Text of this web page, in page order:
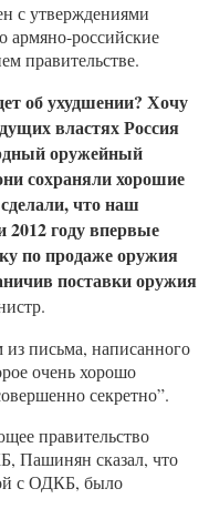
с утверждениями
армяно-российские
правительстве.
об ухудшении? Хочу
властях Россия
оружейный
сохраняли хорошие
что наш
2012 году впервые
по продаже оружия
поставки оружия
письма, написанного
очень хорошо
секретно”.
правительство
Пашинян сказал, что
с ОДКБ, было